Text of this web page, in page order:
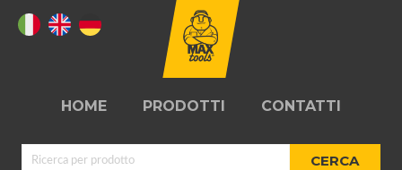
HOME PRODOTTI CONTATTI
CERCA